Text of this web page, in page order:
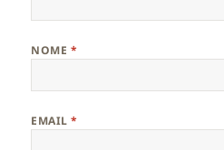
NOME *
EMAIL*